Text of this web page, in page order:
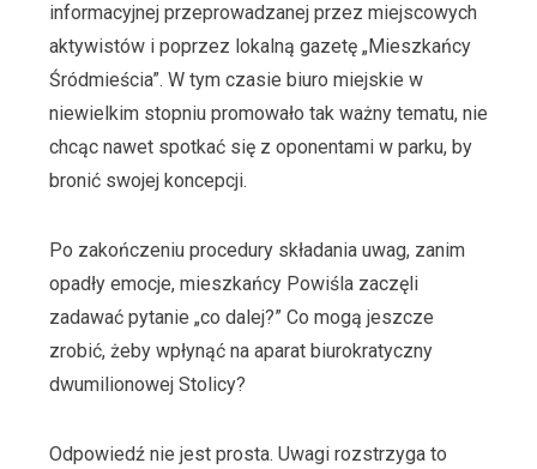
informacyjnej przeprowadzanej przez miejscowych
aktywistów i poprzez lokalną gazetę „Mieszkańcy
Śródmieścia”. W tym czasie biuro miejskie w
niewielkim stopniu promowało tak ważny tematu, nie
chcąc nawet spotkać się z oponentami w parku, by
bronić swojej koncepcji.
Po zakończeniu procedury składania uwag, zanim
opadły emocje, mieszkańcy Powiśla zaczęli
zadawać pytanie „co dalej?” Co mogą jeszcze
zrobić, żeby wpłynąć na aparat biurokratyczny
dwumilionowej Stolicy?
Odpowiedź nie jest prosta. Uwagi rozstrzyga to